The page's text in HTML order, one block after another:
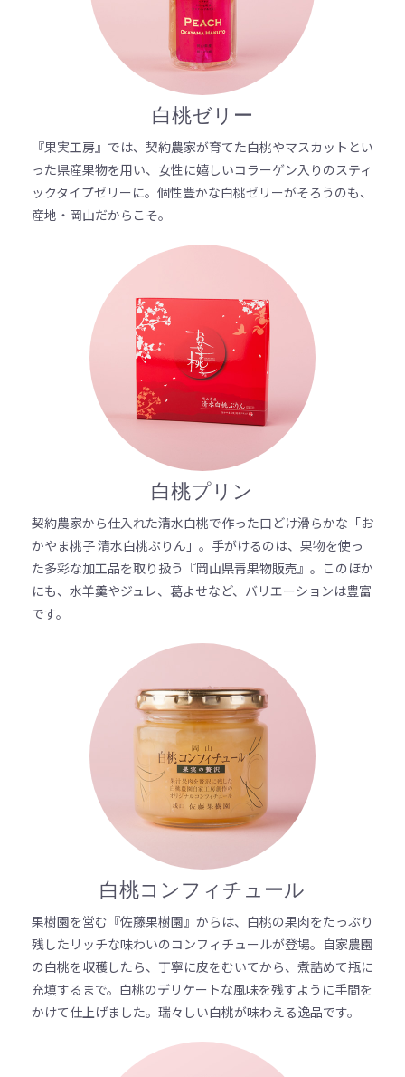
白桃ゼリー
『果実工房』では、契約農家が育てた白桃やマスカットとい
った県産果物を用い、女性に嬉しいコラーゲン入りのスティ
ックタイプゼリーに。個性豊かな白桃ゼリーがそろうのも、
産地・岡山だからこそ。
白桃プリン
契約農家から仕入れた清水白桃で作った口どけ滑らかな「お
かやま桃子 清水白桃ぷりん」。手がけるのは、果物を使っ
た多彩な加工品を取り扱う『岡山県青果物販売』。このほか
にも、水羊羹やジュレ、葛よせなど、バリエーションは豊富
です。
白桃コンフィチュール
果樹園を営む『佐藤果樹園』からは、白桃の果肉をたっぷり
残したリッチな味わいのコンフィチュールが登場。自家農園
の白桃を収穫したら、丁寧に皮をむいてから、煮詰めて瓶に
充填するまで。白桃のデリケートな風味を残すように手間を
かけて仕上げました。瑞々しい白桃が味わえる逸品です。